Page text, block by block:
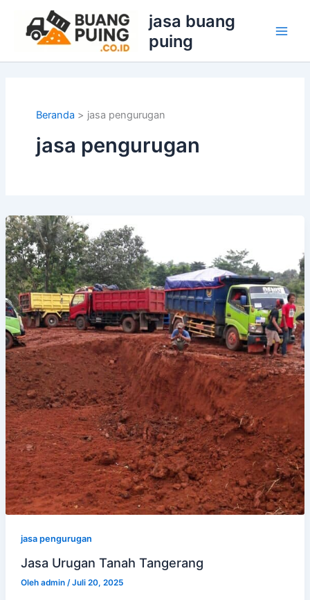
konten
jasa buang
puing
Beranda jasa pengurugan
jasa pengurugan
jasa pengurugan
Jasa Urugan Tanah Tangerang
Oleh admin /Juli 20, 2025